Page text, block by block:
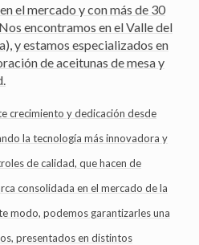
el mercado y con más de 30
encontramos en el Valle del
y estamos especializados en
de aceitunas de mesa y
crecimiento y dedicación desde
la tecnología más innovadora y
de calidad, que hacen de
consolidada en el mercado de la
modo, podemos garantizarles una
presentados en distintos